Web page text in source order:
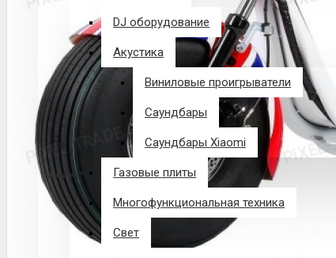
DJ оборудование
Акустика
Виниловые проигрыватели
Саундбары
Саундбары Xiaomi
Газовые плиты
Многофункциональная техника
Свет